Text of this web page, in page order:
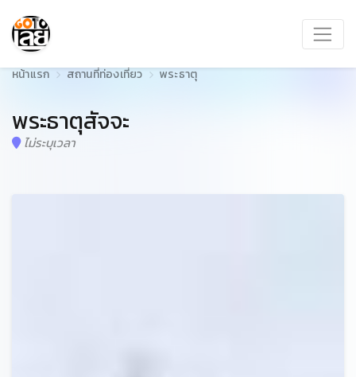
หน้าแรก สถานที่ท่องเที่ยว พระธาตุ
พระธาตุสัจจะ
ไม่ระบุเวลา